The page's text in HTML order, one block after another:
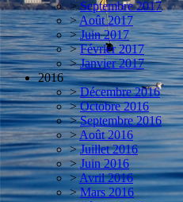
> Septembre 2017
>Août 2017
> Juin 2017
> Février 2017
> Janvier 2017
2016
> Décembre 2016
> Octobre 2016
> Septembre 2016
> Août 2016
> Juillet 2016
> Juin 2016
>Avril 2016
> Mars 2016